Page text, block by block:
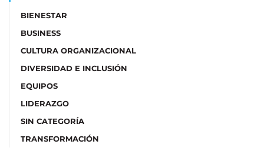
BIENESTAR
BUSINESS
CULTURA ORGANIZACIONAL
DIVERSIDAD E INCLUSIÓN
EQUIPOS
LIDERAZGO
SIN CATEGORÍA
TRANSFORMACIÓN